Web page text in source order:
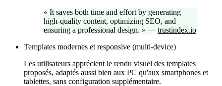
« It saves both time and effort by generating
high-quality content, optimizing SEO, and
ensuring a professional design. » — trustindex.io
Templates modernes et responsive (multi-device)
Les utilisateurs apprécient le rendu visuel des templates
proposés, adaptés aussi bien aux PC qu'aux smartphones et
tablettes, sans configuration supplémentaire.